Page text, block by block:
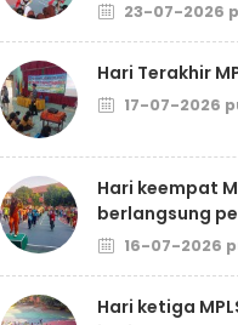
23-07-2026
Hari Terakhir
17-07-2026
Hari keempat
berlangsung
16-07-2026
Hari ketiga